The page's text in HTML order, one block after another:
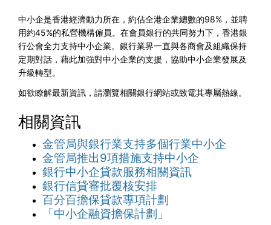
中小企是香港經濟動力所在，約佔全港企業總數的98% ，並聘
用約45%的私營機構僱員。在會員銀行的共同努力下，香港銀
行公會全力支持中小企業。銀行業界一直與各商會及組織保持
定期對話，藉此加強對中小企業的支援，協助中小企業發展及
升級轉型。
如欲瞭解最新資訊，請瀏覽相關銀行網站或致電其專屬熱線。
相關資訊
金管局與銀行業支持多個行業中小企
金管局推出9項措施支持中小企
銀行中小企貸款服務相關資訊
銀行信貸審批覆核安排
百分百擔保貸款專項計劃
「中小企融資擔保計劃」